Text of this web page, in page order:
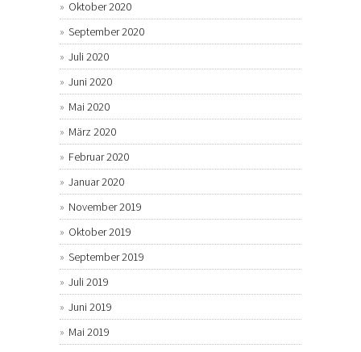
Oktober 2020
September 2020
Juli 2020
Juni 2020
Mai 2020
März 2020
Februar 2020
Januar 2020
November 2019
Oktober 2019
September 2019
Juli 2019
Juni 2019
Mai 2019